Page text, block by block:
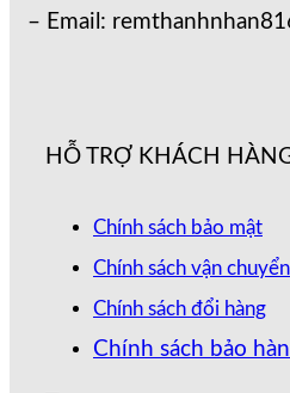
– Email:
HỖ TRỢ KHÁCH
Chính sách bảo mật
Chính sách vận chuyển
Chính sách đổi hàng
Chính sách bảo